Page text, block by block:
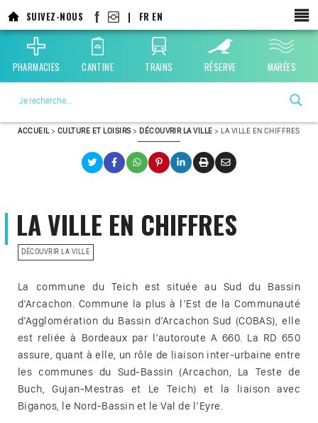
SUIVEZ-NOUS | FR EN
PHARMACIES CANTINE TRAINS RÉSERVE MARÉES
ACCUEIL>CULTURE ET LOISIRS > DÉCOUVRIR LA VILLE > LA VILLE EN CHIFFRES
LA VILLE EN CHIFFRES
DÉCOUVRIR LA VILLE
La commune du Teich est située au Sud du Bassin
d’Arcachon. Commune la plus à l’Est de la Communauté
d’Agglomération du Bassin d’Arcachon Sud (COBAS), elle
est reliée à Bordeaux par l’autoroute A 660. La RD 650
assure, quant à elle, un rôle de liaison inter-urbaine entre
les communes du Sud-Bassin (Arcachon, La Teste de
Buch, Gujan-Mestras et Le Teich) et la liaison avec
Biganos, le Nord-Bassin et le Val de l’Eyre.